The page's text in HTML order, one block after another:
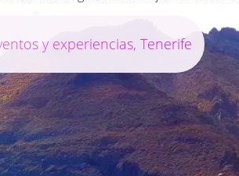
y experiencias, Tenerife